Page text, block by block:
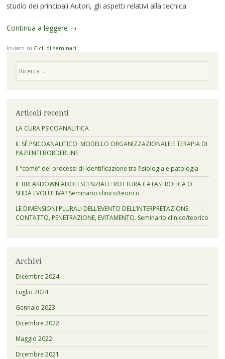
studio dei principali Autori, gli aspetti relativi alla tecnica
Continua a leggere →
Inviato su Cicli di seminari
Articoli recenti
LA CURA PSICOANALITICA
IL SÉ PSICOANALITICO: MODELLO ORGANIZZAZIONALE E TERAPIA DI
PAZIENTI BORDERLINE
Il “come” dei processi di identificazione tra fisiologia e patologia
IL BREAKDOWN ADOLESCENZIALE: ROTTURA CATASTROFICA O
SFIDA EVOLUTIVA? Seminario clinico/teorico
LE DIMENSIONI PLURALI DELL’EVENTO DELL’INTERPRETAZIONE:
CONTATTO, PENETRAZIONE, EVITAMENTO. Seminario clinico/teorico
Archivi
Dicembre 2024
Luglio 2024
Gennaio 2023
Dicembre 2022
Maggio 2022
Dicembre 2021